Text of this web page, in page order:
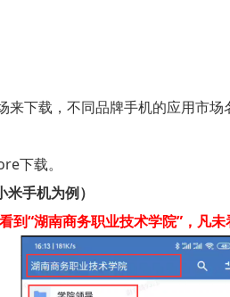
来下载，不同品牌手机的应用市
下载。
手机为例）
到“湖南商务职业技术学院”，凡